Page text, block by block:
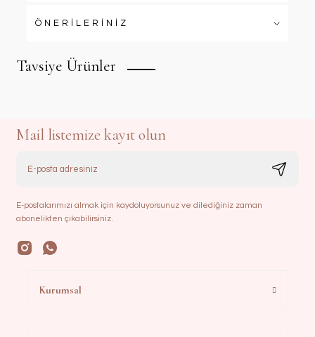
ÖNERİLERİNİZ
Tavsiye Ürünler
Mail listemize kayıt olun
E-postalarımızı almak için kaydoluyorsunuz ve dilediğiniz zaman
abonelikten çıkabilirsiniz.
Kurumsal